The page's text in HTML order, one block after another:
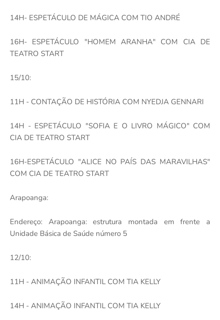
14H- ESPETÁCULO DE MÁGICA COM TIO ANDRÉ
16H- ESPETÁCULO "HOMEM ARANHA" COM CIA DE
TEATRO START
15/10:
11H - CONTAÇÃO DE HISTÓRIA COM NYEDJA GENNARI
14H - ESPETÁCULO "SOFIA E O LIVRO MÁGICO" COM
CIA DE TEATRO START
16H-ESPETÁCULO "ALICE NO PAÍS DAS MARAVILHAS"
COM CIA DE TEATRO START
Arapoanga:
Endereço: Arapoanga: estrutura montada em frente a
Unidade Básica de Saúde número 5
12/10:
11H - ANIMAÇÃO INFANTIL COM TIA KELLY
14H - ANIMAÇÃO INFANTIL COM TIA KELLY